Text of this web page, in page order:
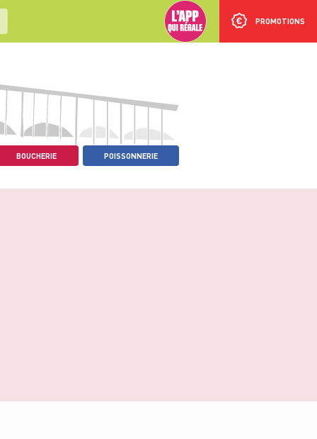
PROMOTIONS
BOUCHERIE POISSONNERIE